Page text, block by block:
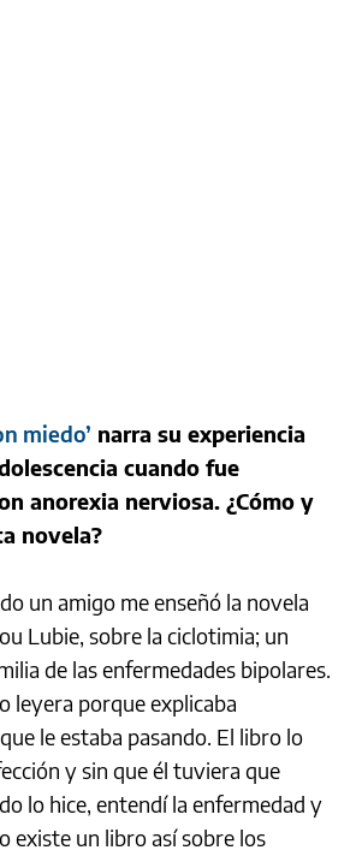
miedo’ narra su experiencia
cuando fue
anorexia nerviosa. ¿Cómo y
novela?
un amigo me enseñó la novela
Lubie, sobre la ciclotimia; un
de las enfermedades bipolares.
leyera porque explicaba
le estaba pasando. El libro lo
y sin que él tuviera que
lo hice, entendí la enfermedad y
existe un libro así sobre los